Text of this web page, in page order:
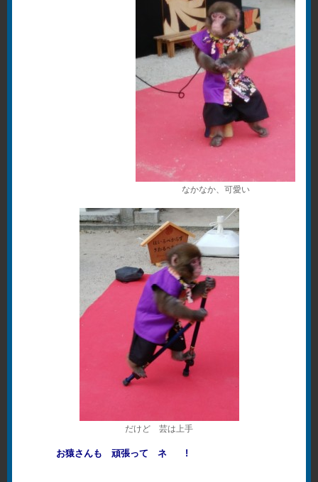
なかなか、可愛い
だけど 芸は上手
お猿さんも 頑張って ネ !